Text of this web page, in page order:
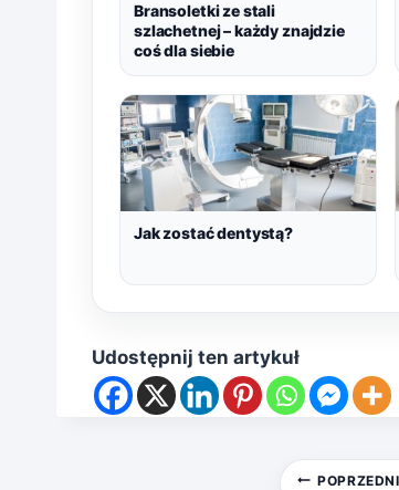
Bransoletki ze stali
szlachetnej – każdy znajdzie
coś dla siebie
Jak zostać dentystą?
Udostępnij ten artykuł
POPRZEDNI